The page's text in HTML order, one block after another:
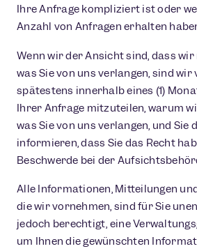
Ihre Anfrage kompliziert ist oder
Anzahl von Anfragen erhalten
Wenn wir der Ansicht sind, dass
was Sie von uns verlangen, sind
spätestens innerhalb eines (1)
Ihrer Anfrage mitzuteilen, warum
was Sie von uns verlangen, und Sie
informieren, dass Sie das Recht
Beschwerde bei der
Alle Informationen, Mitteilungen
die wir vornehmen, sind für Sie
jedoch berechtigt, eine
um Ihnen die gewünschten